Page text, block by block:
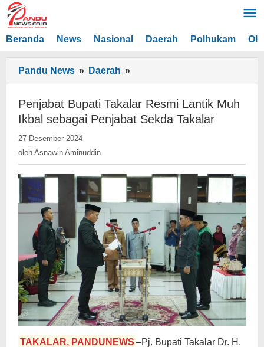
Lewati
ke
konten
Beranda News Nasional Daerah Polhukam
Pandu News » Daerah »
Bupati
Takalar
Resmi
Lantik
Penjabat
Sekda
Takalar
Penjabat Bupati Takalar Resmi Lantik Muh
Ikbal sebagai Penjabat Sekda Takalar
27 Desember 2024
Asnawin
oleh Asnawin Aminuddin
TAKALAR, PANDUNEWS –Pj. Bupati Takalar Dr. H.